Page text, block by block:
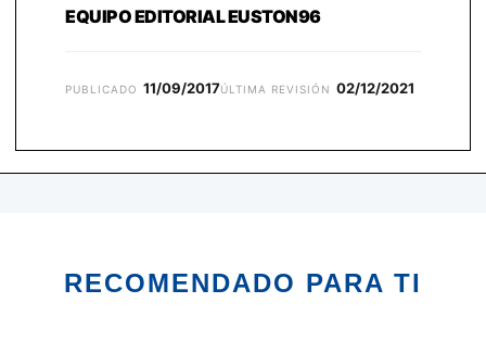
EQUIPO EDITORIAL EUSTON96
PUBLICADO 11/09/2017ÚLTIMA REVISIÓN 02/12/2021
RECOMENDADO PARA TI